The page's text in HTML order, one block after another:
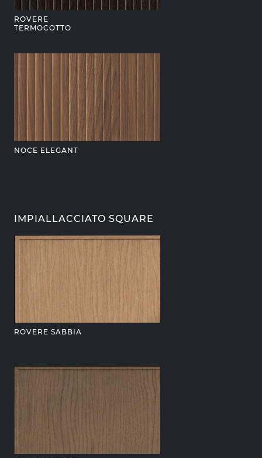
ROVERE
TERMOCOTTO
NOCE ELEGANT
IMPIALLACCIATO SQUARE
ROVERE SABBIA